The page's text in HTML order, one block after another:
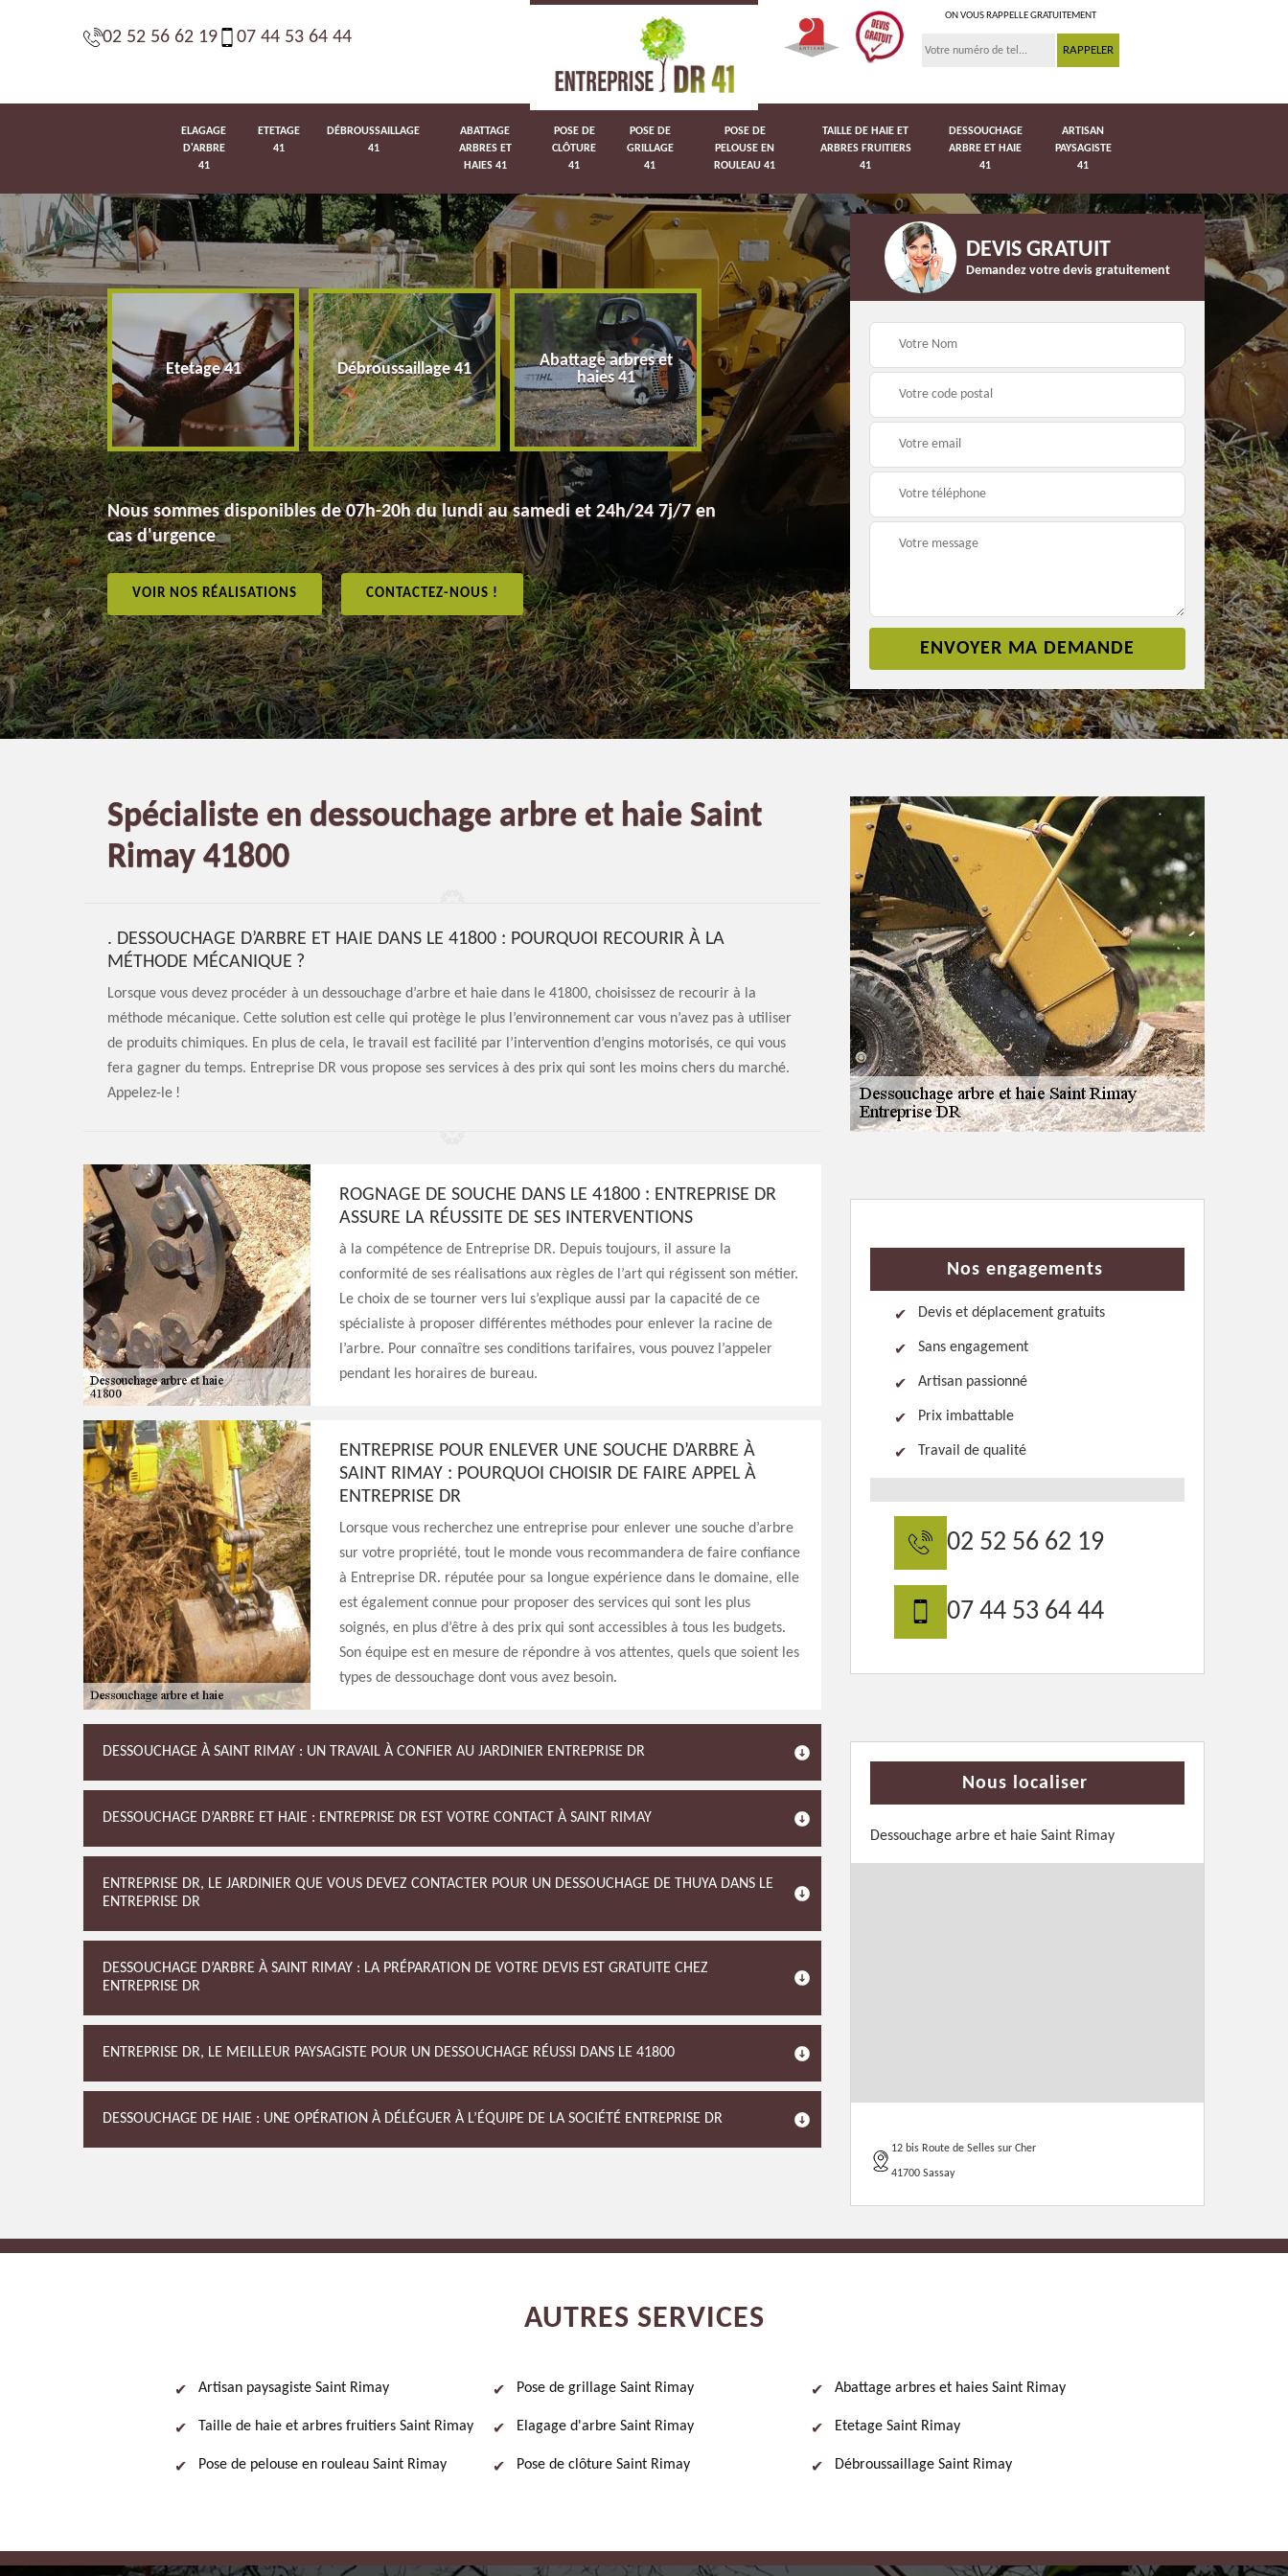
02 52 56 62 19 07 44 53 64 44
ON VOUS RAPPELLE GRATUITEMENT
ELAGAGE
D'ARBRE
41
ETETAGE
41
DÉBROUSSAILLAGE
41
ABATTAGE
ARBRES ET
HAIES 41
POSE DE
CLÔTURE
41
POSE DE
GRILLAGE
41
POSE DE
PELOUSE EN
ROULEAU 41
TAILLE DE HAIE ET
ARBRES FRUITIERS
41
DESSOUCHAGE
ARBRE ET HAIE
41
ARTISAN
PAYSAGISTE
41
41 Etetage 41 Débroussaillage 41
Abattage arbres et
haies 41
Pose de clôture 41 Pose de grillage 41
Pose de pelouse en
rouleau 41
Nous sommes disponibles de 07h-20h du lundi au samedi et 24h/24 7j/7 en
cas d'urgence
VOIR NOS RÉALISATIONS CONTACTEZ-NOUS !
DEVIS GRATUIT
Demandez votre devis gratuitement
Spécialiste en dessouchage arbre et haie Saint
Rimay 41800
. DESSOUCHAGE D’ARBRE ET HAIE DANS LE 41800 : POURQUOI RECOURIR À LA
MÉTHODE MÉCANIQUE ?
Lorsque vous devez procéder à un dessouchage d’arbre et haie dans le 41800, choisissez de recourir à la
méthode mécanique. Cette solution est celle qui protège le plus l’environnement car vous n’avez pas à utiliser
de produits chimiques. En plus de cela, le travail est facilité par l’intervention d’engins motorisés, ce qui vous
fera gagner du temps. Entreprise DR vous propose ses services à des prix qui sont les moins chers du marché.
Appelez-le !
ROGNAGE DE SOUCHE DANS LE 41800 : ENTREPRISE DR
ASSURE LA RÉUSSITE DE SES INTERVENTIONS
à la compétence de Entreprise DR. Depuis toujours, il assure la
conformité de ses réalisations aux règles de l’art qui régissent son métier.
Le choix de se tourner vers lui s’explique aussi par la capacité de ce
spécialiste à proposer différentes méthodes pour enlever la racine de
l’arbre. Pour connaître ses conditions tarifaires, vous pouvez l’appeler
pendant les horaires de bureau.
ENTREPRISE POUR ENLEVER UNE SOUCHE D’ARBRE À
SAINT RIMAY : POURQUOI CHOISIR DE FAIRE APPEL À
ENTREPRISE DR
Lorsque vous recherchez une entreprise pour enlever une souche d’arbre
sur votre propriété, tout le monde vous recommandera de faire confiance
à Entreprise DR. réputée pour sa longue expérience dans le domaine, elle
est également connue pour proposer des services qui sont les plus
soignés, en plus d’être à des prix qui sont accessibles à tous les budgets.
Son équipe est en mesure de répondre à vos attentes, quels que soient les
types de dessouchage dont vous avez besoin.
DESSOUCHAGE À SAINT RIMAY : UN TRAVAIL À CONFIER AU JARDINIER ENTREPRISE DR
DESSOUCHAGE D’ARBRE ET HAIE : ENTREPRISE DR EST VOTRE CONTACT À SAINT RIMAY
ENTREPRISE DR, LE JARDINIER QUE VOUS DEVEZ CONTACTER POUR UN DESSOUCHAGE DE THUYA DANS LE
ENTREPRISE DR
DESSOUCHAGE D’ARBRE À SAINT RIMAY : LA PRÉPARATION DE VOTRE DEVIS EST GRATUITE CHEZ
ENTREPRISE DR
ENTREPRISE DR, LE MEILLEUR PAYSAGISTE POUR UN DESSOUCHAGE RÉUSSI DANS LE 41800
DESSOUCHAGE DE HAIE : UNE OPÉRATION À DÉLÉGUER À L’ÉQUIPE DE LA SOCIÉTÉ ENTREPRISE DR
Nos engagements
Devis et déplacement gratuits
Sans engagement
Artisan passionné
Prix imbattable
Travail de qualité
02 52 56 62 19
07 44 53 64 44
Nous localiser
Dessouchage arbre et haie Saint Rimay
12 bis Route de Selles sur Cher
41700 Sassay
AUTRES SERVICES
Artisan paysagiste Saint Rimay
Taille de haie et arbres fruitiers Saint Rimay
Pose de pelouse en rouleau Saint Rimay
Pose de grillage Saint Rimay
Elagage d'arbre Saint Rimay
Pose de clôture Saint Rimay
Abattage arbres et haies Saint Rimay
Etetage Saint Rimay
Débroussaillage Saint Rimay